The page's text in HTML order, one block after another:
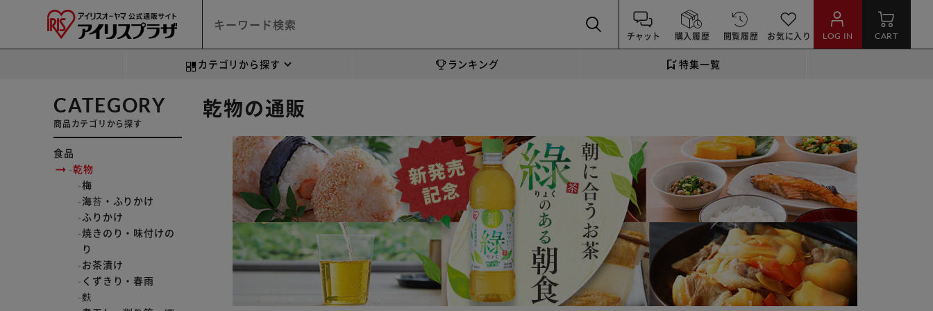
チャット 購入履歴 閲覧履歴 お気に入り LOG IN CART
カテゴリから探す ランキング 特集一覧
CATEGORY
商品カテゴリから探す
食品
乾物
梅
海苔・ふりかけ
ふりかけ
焼きのり・味付けの
り
お茶漬け
くずきり・春雨
麩
乾物の通販